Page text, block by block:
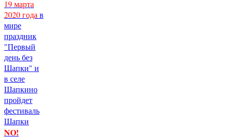
19 марта
2020 года в
мире
праздник
"Первый
день без
Шапки" и
в селе
Шапкино
пройдет
фестиваль
Шапки
NO!